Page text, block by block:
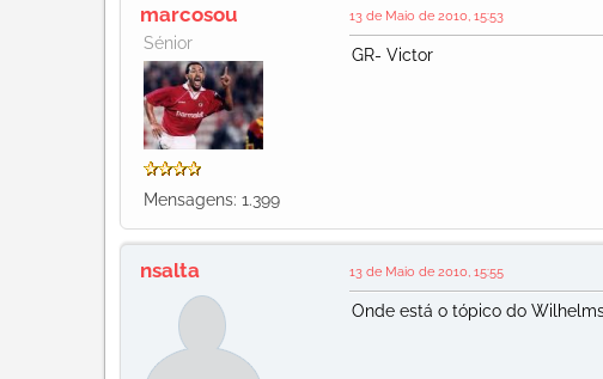
marcosou
Sénior
Mensagens: 1.399
13 de Maio de 2010, 15:53
GR- Victor
nsalta 13 de Maio de 2010, 15:55
Onde está o tópico do